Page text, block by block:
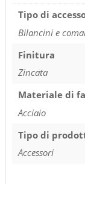
Tipo di
Bilancini e
Finitura
Zincata
Materiale di
Acciaio
Tipo di
Accessori